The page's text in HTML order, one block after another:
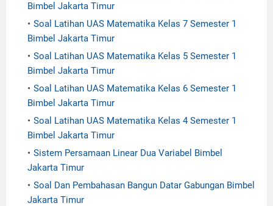
Bimbel Jakarta Timur
Soal Latihan UAS Matematika Kelas 7 Semester 1
Bimbel Jakarta Timur
Soal Latihan UAS Matematika Kelas 5 Semester 1
Bimbel Jakarta Timur
Soal Latihan UAS Matematika Kelas 6 Semester 1
Bimbel Jakarta Timur
Soal Latihan UAS Matematika Kelas 4 Semester 1
Bimbel Jakarta Timur
Sistem Persamaan Linear Dua Variabel Bimbel
Jakarta Timur
Soal Dan Pembahasan Bangun Datar Gabungan Bimbel
Jakarta Timur